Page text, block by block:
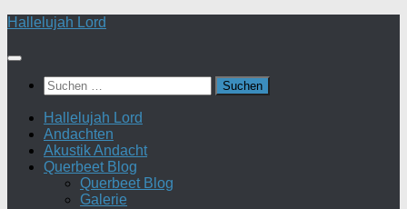
Zum
springen
Hallelujah Lord
Suchen
nach:
Hallelujah Lord
Andachten
Akustik Andacht
Querbeet Blog
Querbeet Blog
Galerie